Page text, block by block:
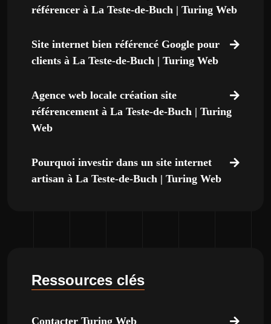
référencer à La Teste-de-Buch | Turing Web
Site internet bien référencé Google pour
clients à La Teste-de-Buch | Turing Web
Agence web locale création site
référencement à La Teste-de-Buch | Turing
Web
Pourquoi investir dans un site internet
artisan à La Teste-de-Buch | Turing Web
Ressources clés
Contacter Turing Web